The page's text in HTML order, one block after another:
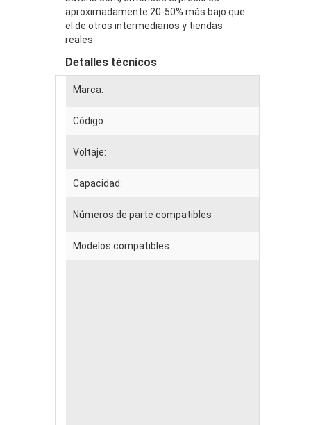
aproximadamente 20-50% más bajo que
el de otros intermediarios y tiendas
reales.
Detalles técnicos
Marca:
Código:
Voltaje:
Capacidad:
Números de parte compatibles
Modelos compatibles